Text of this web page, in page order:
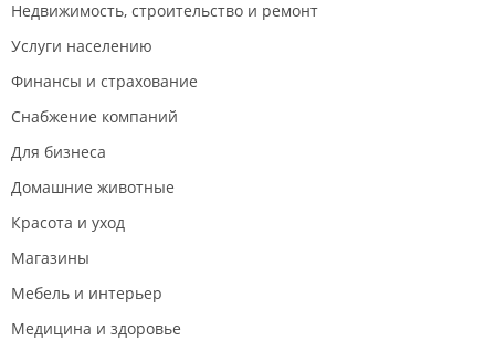
Недвижимость, строительство и ремонт
Услуги населению
Финансы и страхование
Снабжение компаний
Для бизнеса
Домашние животные
Красота и уход
Магазины
Мебель и интерьер
Медицина и здоровье